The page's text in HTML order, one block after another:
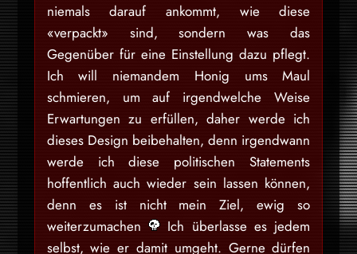
niemals darauf ankommt, wie diese
«verpackt» sind, sondern was das
Gegenüber für eine Einstellung dazu pflegt.
Ich will niemandem Honig ums Maul
schmieren, um auf irgendwelche Weise
Erwartungen zu erfüllen, daher werde ich
dieses Design beibehalten, denn irgendwann
werde ich diese politischen Statements
hoffentlich auch wieder sein lassen können,
denn es ist nicht mein Ziel, ewig so
weiterzumachen
Ich überlasse es jedem
selbst, wie er damit umgeht. Gerne dürfen